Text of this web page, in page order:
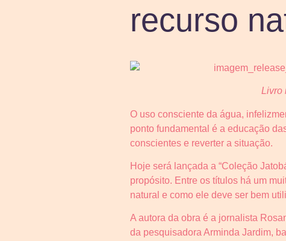
recurso
Livro
O uso consciente da água,
ponto fundamental é a educação
conscientes e reverter a situação.
Hoje será lançada a “Coleção
propósito. Entre os títulos há um
natural e como ele deve ser bem
A autora da obra é a jornalista
da pesquisadora Arminda Jardim,